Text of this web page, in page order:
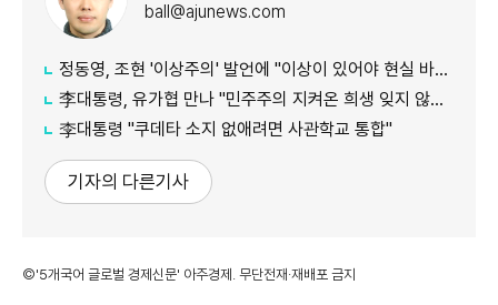
ball@ajunews.com
정동영, 조현 '이상주의' 발언에 "이상이 있어야 현실 바꿔"
李대통령, 유가협 만나 "민주주의 지켜온 희생 잊지 않겠다"
李대통령 "쿠데타 소지 없애려면 사관학교 통합"
기자의 다른기사
©'5개국어 글로벌 경제신문' 아주경제. 무단전재·재배포 금지